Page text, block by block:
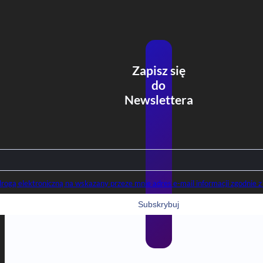
Zapisz się
do
Newslettera
elektroniczną na wskazany przeze mnie adres e-mail informacji zgodnie